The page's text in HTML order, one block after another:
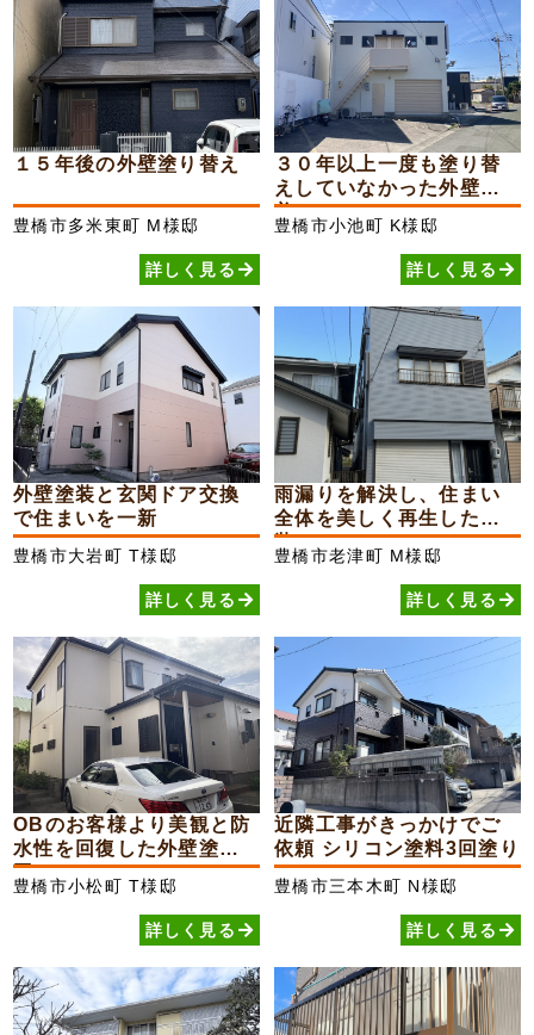
１５年後の外壁塗り替え
豊橋市多米東町 M様邸
詳しく見る
３０年以上一度も塗り替
えしていなかった外壁が
美...
豊橋市小池町 K様邸
詳しく見る
外壁塗装と玄関ドア交換
で住まいを一新
豊橋市大岩町 T様邸
詳しく見る
雨漏りを解決し、住まい
全体を美しく再生した外
装...
豊橋市老津町 M様邸
詳しく見る
OBのお客様より美観と防
水性を回復した外壁塗装
工...
豊橋市小松町 T様邸
詳しく見る
近隣工事がきっかけでご
依頼 シリコン塗料3回塗り
豊橋市三本木町 N様邸
詳しく見る